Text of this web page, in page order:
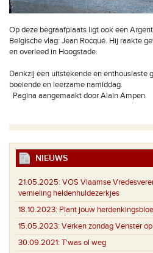
Op deze begraafplaats ligt ook een
Belgische vlag: Jean Rocqué. Hij raakte
en overleed in Hoogstade.
Dankzij een uitstekende en enthousiaste
boeiende en leerzame namiddag.
Pagina aangemaakt door Alain Ampen.
NIEUWS
21.05.2025: VOS Vlaamse
vernieling heldenhuldezerkjes
18.10.2023: Plant jouw
15.05.2023: Verken zondag Venster
30.09.2021: T'was ol weg